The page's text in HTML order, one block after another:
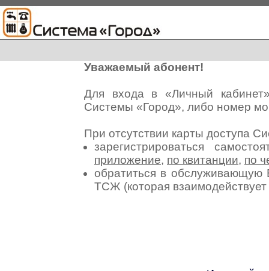
Уважаемый абонент!
Для входа в «Личный
Системы «Город», либо номер
При отсутствии карты доступа
зарегистрироваться
приложение, по квитанции, по
обратиться в
ТСЖ (которая